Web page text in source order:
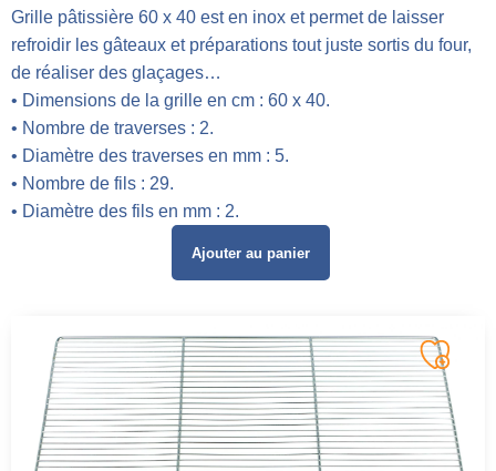
Grille pâtissière 60 x 40 est en inox et permet de laisser
refroidir les gâteaux et préparations tout juste sortis du four,
de réaliser des glaçages…
• Dimensions de la grille en cm : 60 x 40.
• Nombre de traverses : 2.
• Diamètre des traverses en mm : 5.
• Nombre de fils : 29.
• Diamètre des fils en mm : 2.
Ajouter au panier